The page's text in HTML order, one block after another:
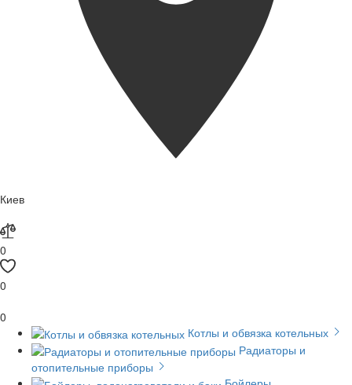
Киев
0
0
0
Котлы и обвязка котельных
Радиаторы и
отопительные приборы